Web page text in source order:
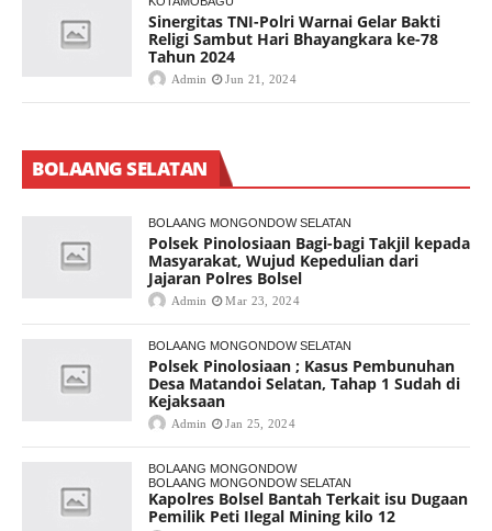
Sinergitas TNI-Polri Warnai Gelar Bakti
Religi Sambut Hari Bhayangkara ke-78
Tahun 2024
Admin Jun 21, 2024
BOLAANG SELATAN
BOLAANG MONGONDOW SELATAN
Polsek Pinolosiaan Bagi-bagi Takjil kepada
Masyarakat, Wujud Kepedulian dari
Jajaran Polres Bolsel
Admin Mar 23, 2024
BOLAANG MONGONDOW SELATAN
Polsek Pinolosiaan ; Kasus Pembunuhan
Desa Matandoi Selatan, Tahap 1 Sudah di
Kejaksaan
Admin Jan 25, 2024
BOLAANG MONGONDOW
BOLAANG MONGONDOW SELATAN
Kapolres Bolsel Bantah Terkait isu Dugaan
Pemilik Peti Ilegal Mining kilo 12